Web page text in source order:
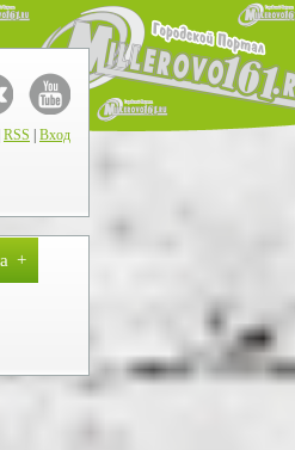
RSS Вход